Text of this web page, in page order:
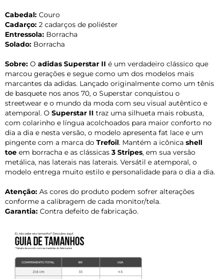
Cabedal: Couro
Cadarço: 2 cadarços de poliéster
Entressola: Borracha
Solado: Borracha
Sobre: O adidas Superstar II é um verdadeiro clássico que
marcou gerações e segue como um dos modelos mais
marcantes da adidas. Lançado originalmente como um tênis
de basquete nos anos 70, o Superstar conquistou o
streetwear e o mundo da moda com seu visual autêntico e
atemporal. O Superstar II traz uma silhueta mais robusta,
com colarinho e língua acolchoados para maior conforto no
dia a dia e nesta versão, o modelo apresenta fat lace e um
pingente com a marca do Trefoil. Mantém a icônica shell
toe em borracha e as clássicas 3 Stripes, em sua versão
metálica, nas laterais nas laterais. Versátil e atemporal, o
modelo entrega muito estilo e personalidade para o dia a dia.
Atenção: As cores do produto podem sofrer alterações
conforme a calibragem de cada monitor/tela.
Garantia: Contra defeito de fabricação.